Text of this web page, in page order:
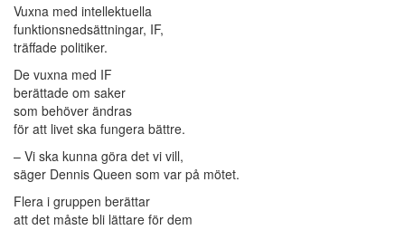
Vuxna med intellektuella
funktionsnedsättningar, IF,
träffade politiker.
De vuxna med IF
berättade om saker
som behöver ändras
för att livet ska fungera bättre.
– Vi ska kunna göra det vi vill,
säger Dennis Queen som var på mötet.
Flera i gruppen berättar
att det måste bli lättare för dem